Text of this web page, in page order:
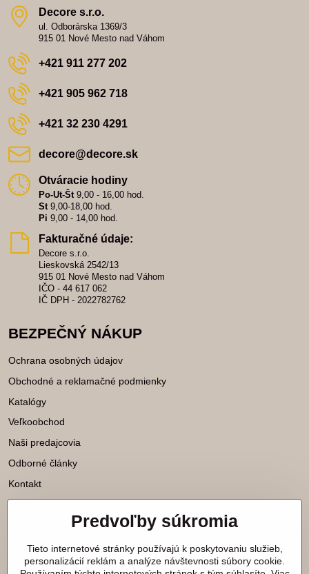
Decore s​.r​.o​.
ul. Odborárska 1369/3
915 01 Nové Mesto nad Váhom
+421 911 277 202
+421 905 962 718
+421 32 230 4291
decore​@decore​.sk
Otváracie hodiny
Po-Ut-Št9,00 - 16,00 hod.
St9,00-18,00 hod.
Pi 9,00 - 14,00 hod.
Fakturačné údaje:
Decore s.r.o.
Lieskovská 2542/13
915 01 Nové Mesto nad Váhom
IČO - 44 617 062
IČ DPH - 2022782762
BEZPEČNÝ NÁKUP
Ochrana osobných údajov
Obchodné a reklamačné podmienky
Katalógy
Veľkoobchod
Naši predajcovia
Odborné články
Kontakt
Katalógy na stiahnutie
Viac našich noviniek nájdete aj na
Predvoľby súkromia
Tieto internetové stránky používajú k poskytovaniu služieb,
personalizácií reklám a analýze návštevnosti súbory cookie.